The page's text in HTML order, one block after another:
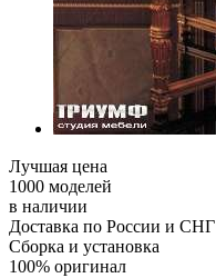
Лучшая цена
1000 моделей
в наличии
Доставка по России и СНГ
Сборка и установка
100% оригинал